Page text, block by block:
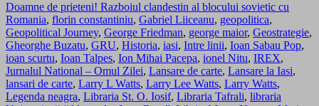
Doamne de prieteni! Razboiul clandestin al blocului sovietic cu
Romania, florin constantiniu, Gabriel Liiceanu, geopolitica,
Geopolitical Journey, George Friedman, george maior, Geostrategie,
Gheorghe Buzatu, GRU, Historia, iasi, Intre linii, Ioan Sabau Pop,
ioan scurtu, Ioan Talpes, Ion Mihai Pacepa, ionel Nitu, IREX,
Jurnalul National – Omul Zilei, Lansare de carte, Lansare la Iasi,
lansari de carte, Larry L Watts, Larry Lee Watts, Larry Watts,
Legenda neagra, Libraria St. O. Iosif, Libraria Tafrali, libraria